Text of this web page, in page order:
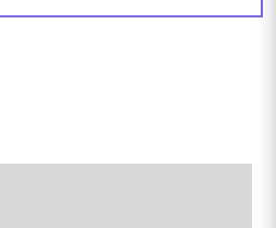
y universidades
Social · Trabajo Social